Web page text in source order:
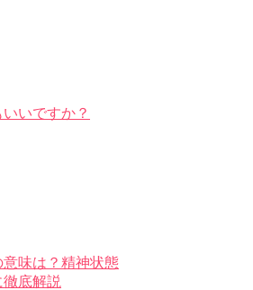
いですか？
意味は？精神状態
底解説